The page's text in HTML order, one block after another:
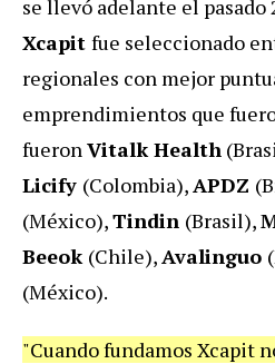
se llevó adelante el pasado
Xcapit fue seleccionado
regionales con mejor
emprendimientos que
fueronVitalk Health
Licify (Colombia),APDZ
(México),Tindin (Brasil),
Beeok (Chile),Avalinguo
(México).
"Cuando fundamos Xcapit